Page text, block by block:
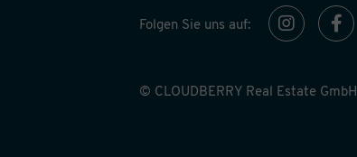
Folgen Sie uns auf:
© CLOUDBERRY Real Estate GmbH